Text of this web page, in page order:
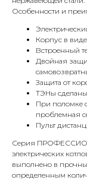
Особенности и
Корпус в
Встроенный
Двойная
Защита от
ТЭНы
При поломке
проблемная
Пульт
Серия
электрических
выполнено в
определенным
Адрес
Г.Москва
71/22к2
Пн-вс с 9:00 до 18:00
КОНТАКТЫ